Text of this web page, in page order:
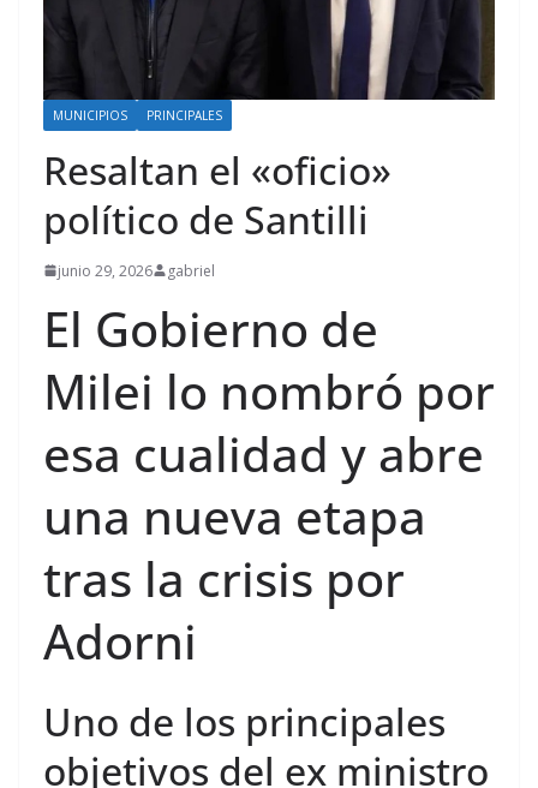
MUNICIPIOS PRINCIPALES
Resaltan el «oficio»
político de Santilli
junio 29, 2026 gabriel
El Gobierno de
Milei lo nombró por
esa cualidad y abre
una nueva etapa
tras la crisis por
Adorni
Uno de los principales
objetivos del ex ministro